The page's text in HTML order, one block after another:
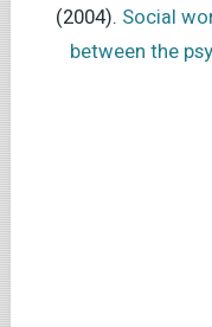
(2004). Social
between the